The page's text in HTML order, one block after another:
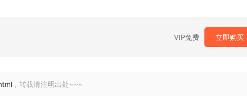
VIP免费 立即购买
，转载请注明出处~~~